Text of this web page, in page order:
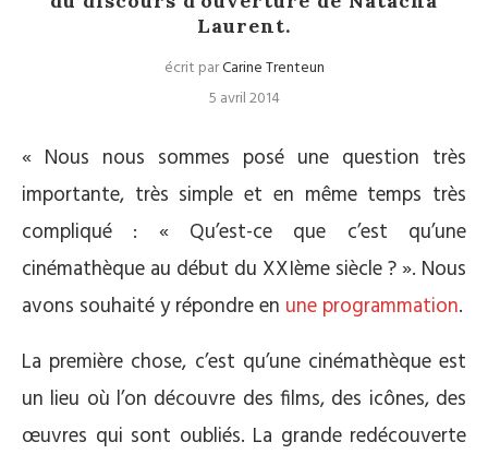
Laurent.
écrit parCarine Trenteun
5 avril 2014
« Nous nous sommes posé une question très
importante, très simple et en même temps très
compliqué : « Qu’est-ce que c’est qu’une
cinémathèque au début du XXIème siècle ? ». Nous
avons souhaité y répondre en une programmation.
La première chose, c’est qu’une cinémathèque est
un lieu où l’on découvre des films, des icônes, des
œuvres qui sont oubliés. La grande redécouverte